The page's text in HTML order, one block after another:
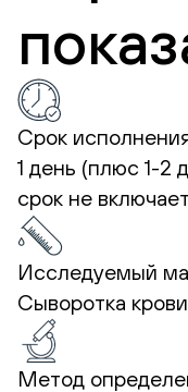
Срок
1 день (плюс 1-2
срок не
Исследуемый
Сыворотка крови
Метод